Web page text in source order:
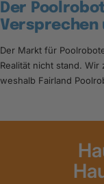
Der
Versprechen
Der Markt für
Realität nicht stand.
weshalb Fairland